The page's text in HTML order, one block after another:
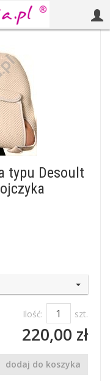
typu Desoult
Ilość: szt.
220,00 zł
dodaj do koszyka